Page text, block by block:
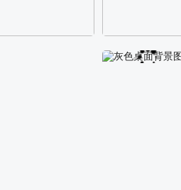
校园长发可爱